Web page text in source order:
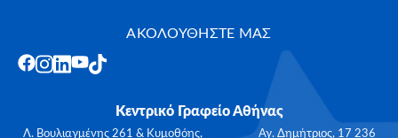
ΑΚΟΛΟΥΘΗΣΤΕ ΜΑΣ
Κεντρικό Γραφείο Αθήνας
Λ. Βουλιαγμένης 261 & Κυμοθόης, Αγ. Δημήτριος, 17 236